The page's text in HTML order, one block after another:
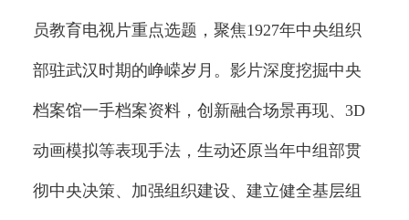
员教育电视片重点选题，聚焦1927年中央组织
部驻武汉时期的峥嵘岁月。影片深度挖掘中央
档案馆一手档案资料，创新融合场景再现、3D
动画模拟等表现手法，生动还原当年中组部贯
彻中央决策、加强组织建设、建立健全基层组